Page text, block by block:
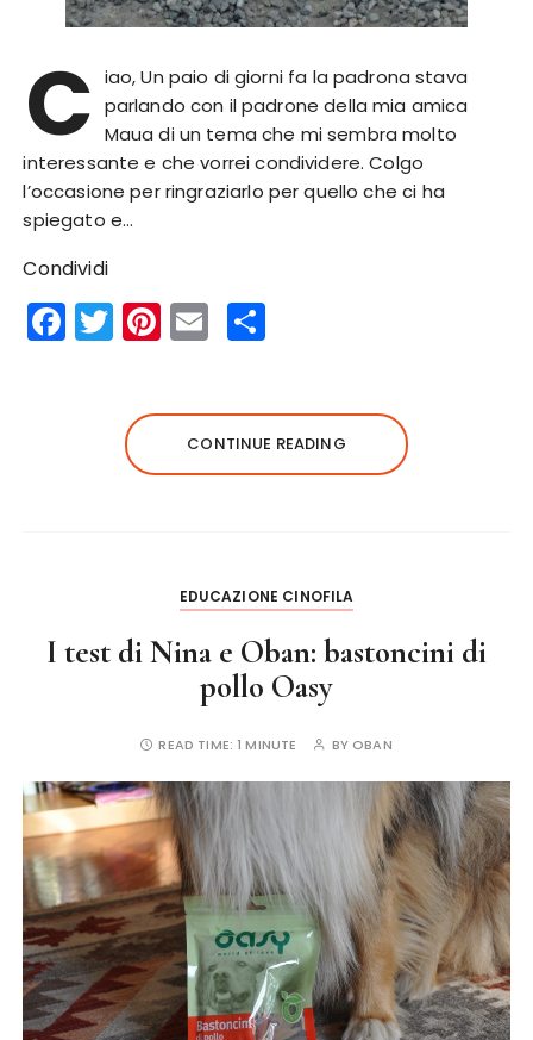
C iao, Un paio di giorni fa la padrona stava
parlando con il padrone della mia amica
Maua di un tema che mi sembra molto
interessante e che vorrei condividere. Colgo
l’occasione per ringraziarlo per quello che ci ha
spiegato e…
Condividi
F
a
T
w
te
r
Pi
n
re
st
E
m
l re
CONTINUE READING
EDUCAZIONE CINOFILA
I test di Nina e Oban: bastoncini di
pollo Oasy
READ TIME:1 MINUTE BY OBAN